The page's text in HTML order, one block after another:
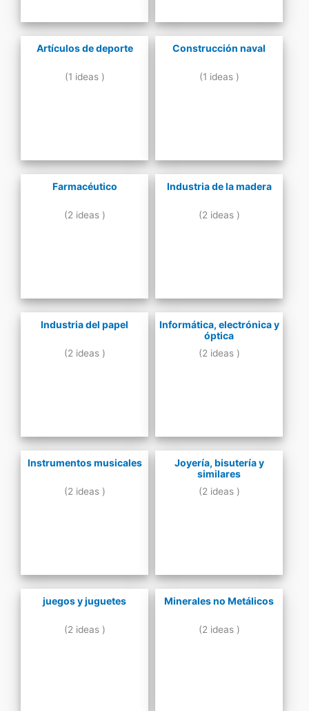
Artículos de deporte
(1 ideas )
Construcción naval
(1 ideas )
Farmacéutico
(2 ideas )
Industria de la madera
(2 ideas )
Industria del papel
(2 ideas )
Informática, electrónica y
óptica
(2 ideas )
Instrumentos musicales
(2 ideas )
Joyería, bisutería y
similares
(2 ideas )
juegos y juguetes
(2 ideas )
Minerales no Metálicos
(2 ideas )